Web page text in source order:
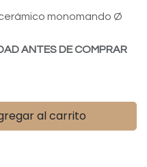
monomando Ø
ANTES DE COMPRAR
al carrito